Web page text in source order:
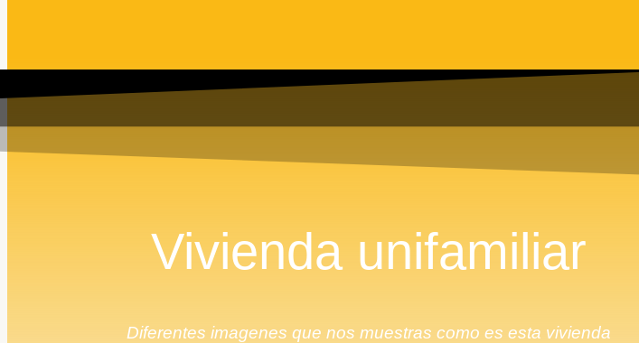
Vivienda unifamiliar
Diferentes imagenes que nos muestras como es esta vivienda